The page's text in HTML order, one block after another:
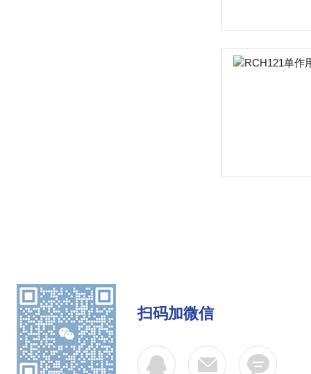
扫码加微信